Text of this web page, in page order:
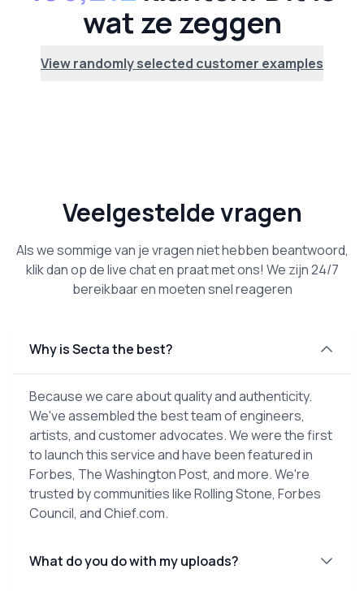
wat ze zeggen
View randomly selected customer examples
Veelgestelde vragen
Als we sommige van je vragen niet hebben beantwoord,
klik dan op de live chat en praat met ons! We zijn 24/7
bereikbaar en moeten snel reageren
Why is Secta the best?
Because we care about quality and authenticity.
We've assembled the best team of engineers,
artists, and customer advocates. We were the first
to launch this service and have been featured in
Forbes, The Washington Post, and more. We're
trusted by communities like Rolling Stone, Forbes
Council, and Chief.com.
What do you do with my uploads?